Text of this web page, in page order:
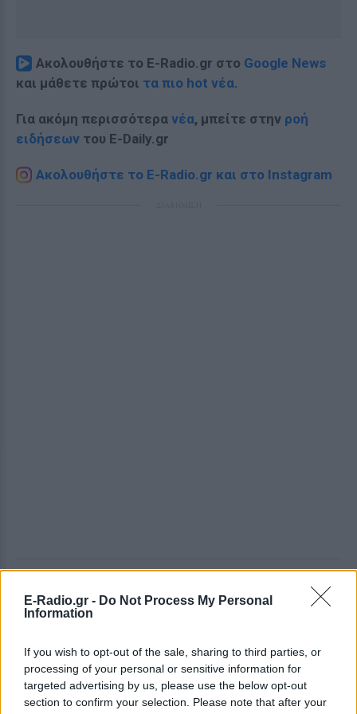
E-Radio.gr - Do Not Process My Personal
Information
If you wish to opt-out of the sale, sharing to third parties, or
processing of your personal or sensitive information for
targeted advertising by us, please use the below opt-out
section to confirm your selection. Please note that after your
Ακολουθήστε το E-Radio.gr στο Google News
και μάθετε πρώτοι τα πιο hot νέα.
Για ακόμη περισσότερα νέα, μπείτε στην ροή
ειδήσεων του E-Daily.gr
Ακολουθήστε το E-Radio.gr και στο Instagram
ΔΕΙΤΕ ΕΠΙΣΗΣ
«Θέλω τον μπαμπά μου»: Το
βίντεο της μεθυσμένης οδηγού
που σκότωσε νύφη ώρες μετά